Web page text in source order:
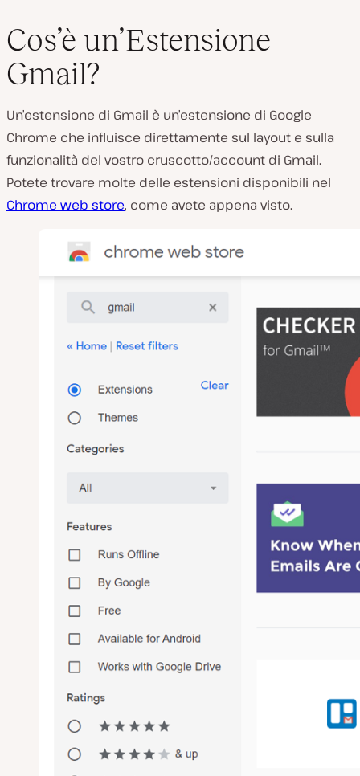
Cos’è un’Estensione
Gmail?
Un’estensione di Gmail è un’estensione di Google
Chrome che influisce direttamente sul layout e sulla
funzionalità del vostro cruscotto/account di Gmail.
Potete trovare molte delle estensioni disponibili nel
Chrome web store, come avete appena visto.